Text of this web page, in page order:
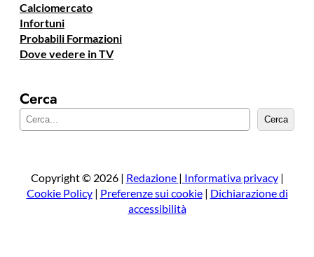
Calciomercato
Infortuni
Probabili Formazioni
Dove vedere in TV
Cerca
e
a
Cerca
Copyright © 2026 | Redazione | Informativa privacy|
Cookie Policy| Preferenze sui cookie| Dichiarazione di
accessibilità